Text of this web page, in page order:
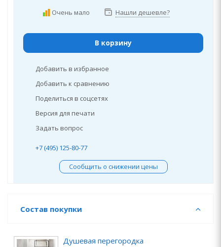
Очень мало Нашли дешевле?
В корзину
Добавить в избранное
Добавить к сравнению
Поделиться в соцсетях
Версия для печати
Задать вопрос
+7 (495) 125-80-77
Сообщить о снижении цены
Состав покупки
Душевая перегородка